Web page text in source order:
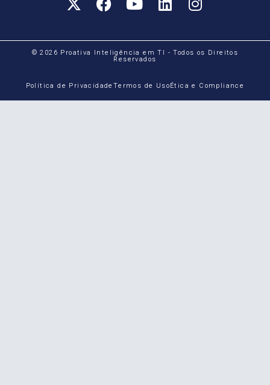
© 2026 Proativa Inteligência em TI - Todos os Direitos
Reservados
Política de PrivacidadeTermos de UsoÉtica e Compliance